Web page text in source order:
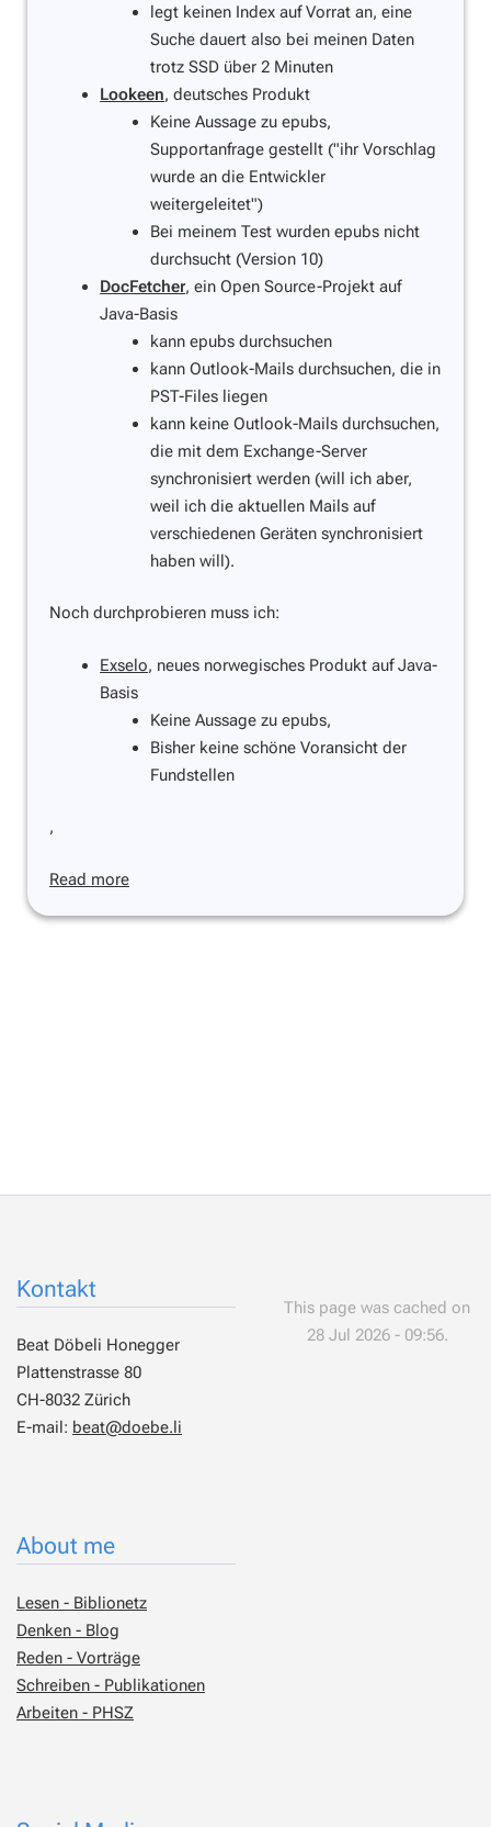
legt keinen Index auf Vorrat an, eine
Suche dauert also bei meinen Daten
trotz SSD über 2 Minuten
Lookeen, deutsches Produkt
Keine Aussage zu epubs,
Supportanfrage gestellt ("ihr Vorschlag
wurde an die Entwickler
weitergeleitet")
Bei meinem Test wurden epubs nicht
durchsucht (Version 10)
DocFetcher, ein Open Source-Projekt auf
Java-Basis
kann epubs durchsuchen
kann Outlook-Mails durchsuchen, die in
PST-Files liegen
kann keine Outlook-Mails durchsuchen,
die mit dem Exchange-Server
synchronisiert werden (will ich aber,
weil ich die aktuellen Mails auf
verschiedenen Geräten synchronisiert
haben will).
Noch durchprobieren muss ich:
Exselo, neues norwegisches Produkt auf Java-
Basis
Keine Aussage zu epubs,
Bisher keine schöne Voransicht der
Fundstellen
,
Read more
Kontakt
Beat Döbeli Honegger
Plattenstrasse 80
CH-8032 Zürich
E-mail: beat@doebe.li
About me
Lesen - Biblionetz
Denken - Blog
Reden - Vorträge
Schreiben - Publikationen
Arbeiten - PHSZ
This page was cached on
28 Jul 2026 - 09:56.